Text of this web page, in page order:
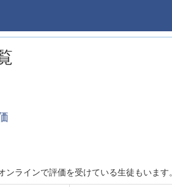
ラインで評価を受けている生徒もいます。